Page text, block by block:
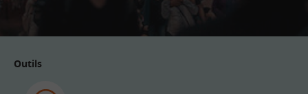
Outils